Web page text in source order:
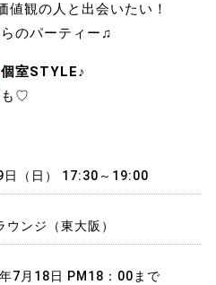
値観の人と出会いたい！
のパーティー♫
個室STYLE♪
も♡
日（日） 17:30～19:00
ウンジ（東大阪）
7月18日 PM18：00まで